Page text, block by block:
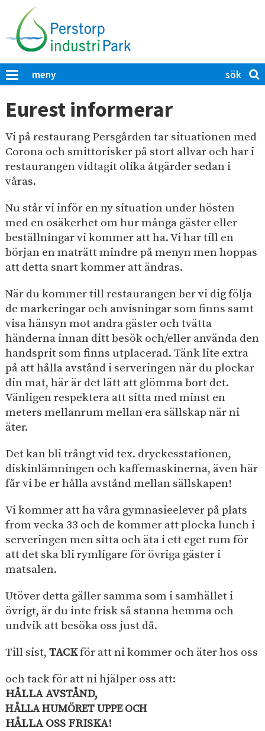
p
a
t
i
l
l
h
u
v
d
i
n
n
e
å
l
l
e
t
meny
ö
p
å
P
e
t
o
r
p
I
d
u
t
r
i
p
a
K
l
a
f
k
a
s
i
e
Eurest informerar
Vi på restaurang Persgården tar situationen med
Corona och smittorisker på stort allvar och har i
restaurangen vidtagit olika åtgärder sedan i
våras.
Nu står vi inför en ny situation under hösten
med en osäkerhet om hur många gäster eller
beställningar vi kommer att ha. Vi har till en
början en maträtt mindre på menyn men hoppas
att detta snart kommer att ändras.
När du kommer till restaurangen ber vi dig följa
de markeringar och anvisningar som finns samt
visa hänsyn mot andra gäster och tvätta
händerna innan ditt besök och/eller använda den
handsprit som finns utplacerad. Tänk lite extra
på att hålla avstånd i serveringen när du plockar
din mat, här är det lätt att glömma bort det.
Vänligen respektera att sitta med minst en
meters mellanrum mellan era sällskap när ni
äter.
Det kan bli trångt vid tex. dryckesstationen,
diskinlämningen och kaffemaskinerna, även här
får vi be er hålla avstånd mellan sällskapen!
Vi kommer att ha våra gymnasieelever på plats
from vecka 33 och de kommer att plocka lunch i
serveringen men sitta och äta i ett eget rum för
att det ska bli rymligare för övriga gäster i
matsalen.
Utöver detta gäller samma som i samhället i
övrigt, är du inte frisk så stanna hemma och
undvik att besöka oss just då.
Till sist, TACKför att ni kommer och äter hos oss
och tack för att ni hjälper oss att:
HÅLLA AVSTÅND,
HÅLLA HUMÖRET UPPE OCH
HÅLLA OSS FRISKA!